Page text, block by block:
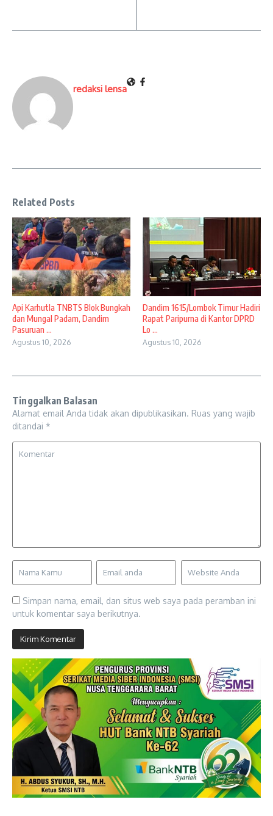
redaksi lensa
Related Posts
Api Karhutla TNBTS Blok Bungkah
dan Mungal Padam, Dandim
Pasuruan ...
Agustus 10, 2026
Dandim 1615/Lombok Timur Hadiri
Rapat Paripurna di Kantor DPRD
Lo ...
Agustus 10, 2026
Tinggalkan Balasan
Alamat email Anda tidak akan dipublikasikan. Ruas yang wajib
ditandai *
Simpan nama, email, dan situs web saya pada peramban ini
untuk komentar saya berikutnya.